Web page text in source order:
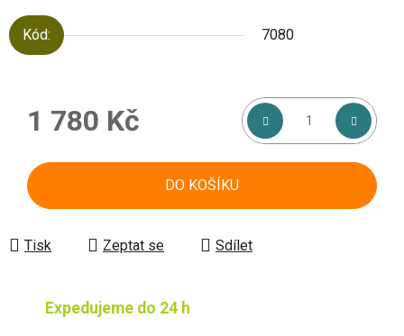
Kód: 7080
1 780 Kč
DO KOŠÍKU
Tisk Zeptat se Sdílet
Expedujeme do 24 h